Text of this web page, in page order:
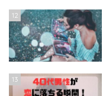
12
13